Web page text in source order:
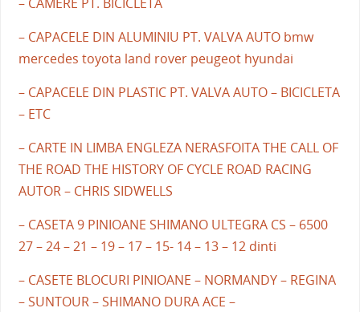
– CAPACELE DIN ALUMINIU PT. VALVA AUTO bmw
mercedes toyota land rover peugeot hyundai
– CAPACELE DIN PLASTIC PT. VALVA AUTO – BICICLETA
– ETC
– CARTE IN LIMBA ENGLEZA NERASFOITA THE CALL OF
THE ROAD THE HISTORY OF CYCLE ROAD RACING
AUTOR – CHRIS SIDWELLS
– CASETA 9 PINIOANE SHIMANO ULTEGRA CS – 6500
27 – 24 – 21 – 19 – 17 – 15- 14 – 13 – 12 dinti
– CASETE BLOCURI PINIOANE – NORMANDY – REGINA
– SUNTOUR – SHIMANO DURA ACE –